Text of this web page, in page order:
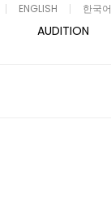
AUDITION
ENGLISH 한국어